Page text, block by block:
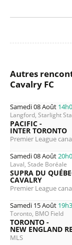
Autres
Cavalry FC
Samedi 08 Août
Langford, Starlight
PACIFIC -
INTER TORONTO
Premier League
Samedi 08 Août
Laval, Stade Boréale
SUPRA DU
CAVALRY
Premier League
Samedi 15 Août
Toronto, BMO Field
TORONTO -
NEW ENGLAND
MLS